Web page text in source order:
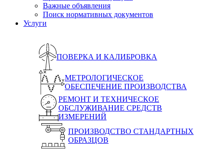
Важные объявления
Поиск нормативных документов
Услуги
ПОВЕРКА И КАЛИБРОВКА
МЕТРОЛОГИЧЕСКОЕ
ОБЕСПЕЧЕНИЕ ПРОИЗВОДСТВА
РЕМОНТ И ТЕХНИЧЕСКОЕ
ОБСЛУЖИВАНИЕ СРЕДСТВ
ИЗМЕРЕНИЙ
ПРОИЗВОДСТВО СТАНДАРТНЫХ
ОБРАЗЦОВ